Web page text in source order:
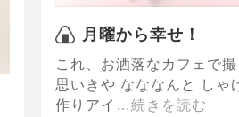
月曜から幸せ！
これ、お洒落なカフェで
思いきや なななんと しゃ
作りアイ …続きを読む